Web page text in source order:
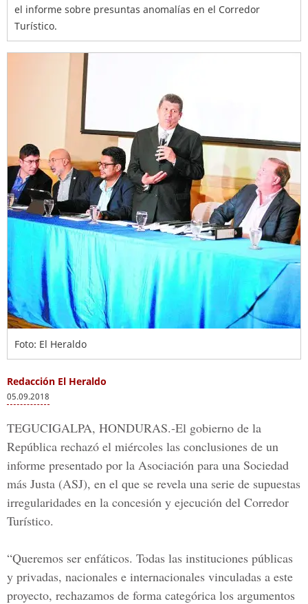
el informe sobre presuntas anomalías en el Corredor
Turístico.
Foto: El Heraldo
Redacción El Heraldo
05.09.2018
TEGUCIGALPA, HONDURAS.-El gobierno de la
República rechazó el miércoles las conclusiones de un
informe presentado por la Asociación para una Sociedad
más Justa (ASJ), en el que se revela una serie de supuestas
irregularidades en la concesión y ejecución del Corredor
Turístico.
“Queremos ser enfáticos. Todas las instituciones públicas
y privadas, nacionales e internacionales vinculadas a este
proyecto, rechazamos de forma categórica los argumentos